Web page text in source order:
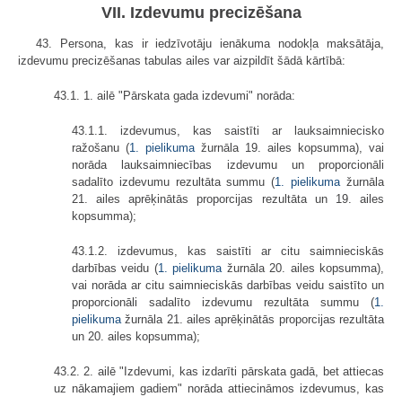
VII. Izdevumu precizēšana
43. Persona, kas ir iedzīvotāju ienākuma nodokļa maksātāja,
izdevumu precizēšanas tabulas ailes var aizpildīt šādā kārtībā:
43.1. 1. ailē "Pārskata gada izdevumi" norāda:
43.1.1. izdevumus, kas saistīti ar lauksaimniecisko
ražošanu (1. pielikuma žurnāla 19. ailes kopsumma), vai
norāda lauksaimniecības izdevumu un proporcionāli
sadalīto izdevumu rezultāta summu (1. pielikuma žurnāla
21. ailes aprēķinātās proporcijas rezultāta un 19. ailes
kopsumma);
43.1.2. izdevumus, kas saistīti ar citu saimnieciskās
darbības veidu (1. pielikuma žurnāla 20. ailes kopsumma),
vai norāda ar citu saimnieciskās darbības veidu saistīto un
proporcionāli sadalīto izdevumu rezultāta summu (1.
pielikuma žurnāla 21. ailes aprēķinātās proporcijas rezultāta
un 20. ailes kopsumma);
43.2. 2. ailē "Izdevumi, kas izdarīti pārskata gadā, bet attiecas
uz nākamajiem gadiem" norāda attiecināmos izdevumus, kas